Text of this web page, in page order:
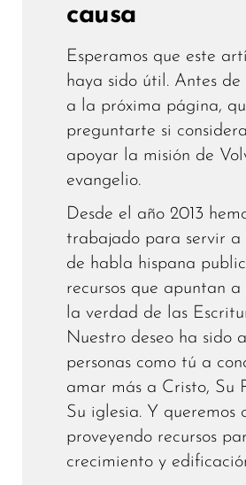
causa
Esperamos que este
haya sido útil. Antes de
a la próxima página,
preguntarte si
apoyar la misión de
evangelio.
Desde el año 2013
trabajado para servir a
de habla hispana
recursos que apuntan
la verdad de las
Nuestro deseo ha sido
personas como tú a
amar más a Cristo, Su
Su iglesia. Y queremos
proveyendo recursos
crecimiento y